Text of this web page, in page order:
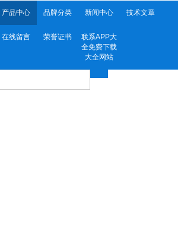
产品中心 品牌分类 新闻中心 技术文章
在线留言 荣誉证书
联系APP大
全免费下载
大全网站